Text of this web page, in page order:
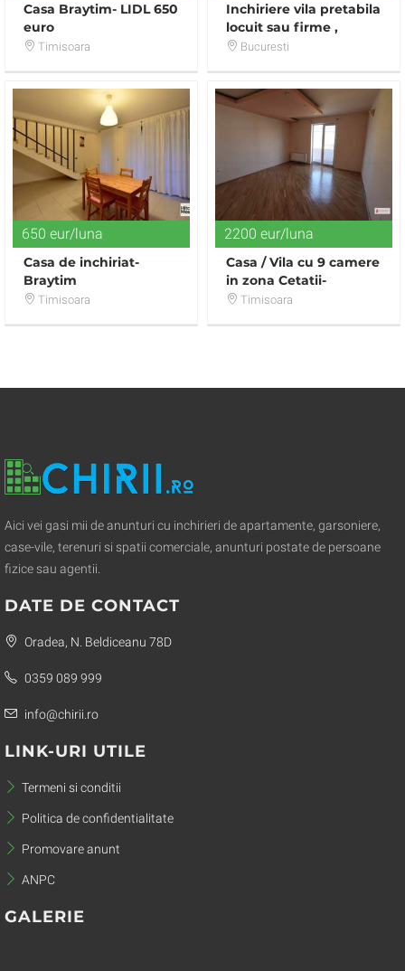
Casa Braytim- LIDL 650
euro
Timisoara
Inchiriere vila pretabila
locuit sau firme ,
metrou Jiului
Bucuresti
650 eur/luna
Casa de inchiriat-
Braytim
Timisoara
2200 eur/luna
Casa / Vila cu 9 camere
in zona Cetatii-
pretabila pentru
Timisoara
Aici vei gasi mii de anunturi cu inchirieri de apartamente, garsoniere,
case-vile, terenuri si spatii comerciale, anunturi postate de persoane
fizice sau agentii.
DATE DE CONTACT
Oradea, N. Beldiceanu 78D
0359 089 999
info@chirii.ro
LINK-URI UTILE
Termeni si conditii
Politica de confidentialitate
Promovare anunt
ANPC
GALERIE